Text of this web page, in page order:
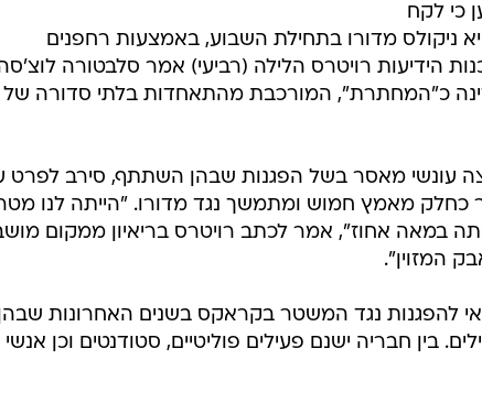
כי לקח
ניקולס מדורו בתחילת השבוע, באמצעות רחפנים
הידיעות רויטרס הלילה (רביעי) אמר סלבטורה
כ"המחתרת", המורכבת מהתאחדות בלתי סדורה של
בן 52 שבעבר ריצה עונשי מאסר בשל הפגנות שבהן השתתף, סירב
כחלק מאמץ חמוש ומתמשך נגד מדורו. "הייתה לנו
במאה אחוז", אמר לכתב רויטרס בריאיון ממקום
המזוין".
להפגנות נגד המשטר בקראקס בשנים האחרונות
בין חבריה ישנם פעילים פוליטיים, סטודנטים וכן